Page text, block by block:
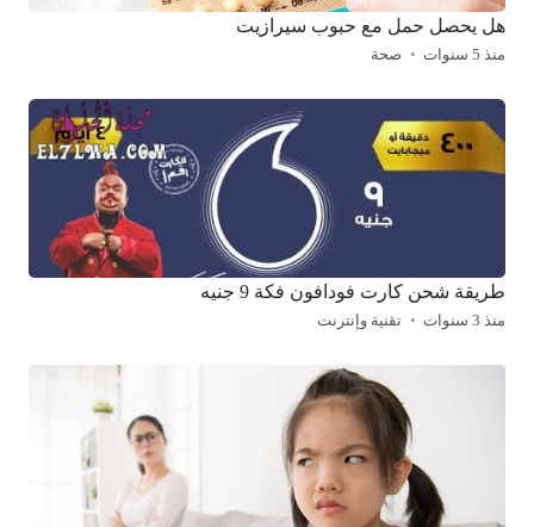
هل يحصل حمل مع حبوب سيرازيت
منذ 5 سنوات صحة
طريقة شحن كارت فودافون فكة 9 جنيه
منذ 3 سنوات تقنية وإنترنت